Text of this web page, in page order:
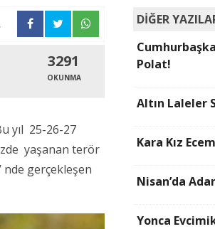
3291
OKUNMA
yıl 25-26-27
yaşanan terör
nde gerçekleşen
DİĞER
Polat!
Altın Laleler
Kara Kız
Nisan’da
Yonca